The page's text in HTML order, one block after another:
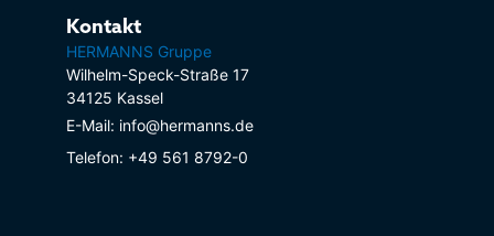
Kontakt
HERMANNS Gruppe
Wilhelm-Speck-Straße 17
34125 Kassel
E-Mail: info@hermanns.de
Telefon: +49 561 8792-0